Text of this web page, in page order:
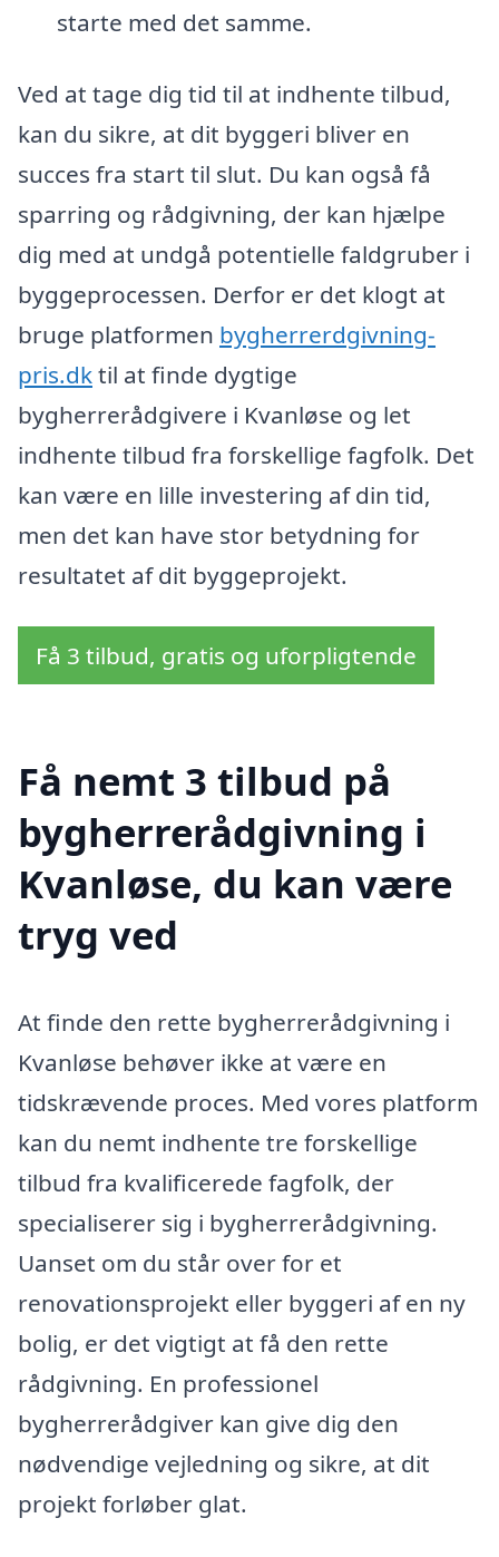
starte med det samme.
Ved at tage dig tid til at indhente tilbud,
kan du sikre, at dit byggeri bliver en
succes fra start til slut. Du kan også få
sparring og rådgivning, der kan hjælpe
dig med at undgå potentielle faldgruber i
byggeprocessen. Derfor er det klogt at
bruge platformen bygherrerdgivning-
pris.dktil at finde dygtige
bygherrerådgivere i Kvanløse og let
indhente tilbud fra forskellige fagfolk. Det
kan være en lille investering af din tid,
men det kan have stor betydning for
resultatet af dit byggeprojekt.
Få 3 tilbud, gratis og uforpligtende
Få nemt 3 tilbud på
bygherrerådgivning i
Kvanløse, du kan være
tryg ved
At finde den rette bygherrerådgivning i
Kvanløse behøver ikke at være en
tidskrævende proces. Med vores platform
kan du nemt indhente tre forskellige
tilbud fra kvalificerede fagfolk, der
specialiserer sig i bygherrerådgivning.
Uanset om du står over for et
renovationsprojekt eller byggeri af en ny
bolig, er det vigtigt at få den rette
rådgivning. En professionel
bygherrerådgiver kan give dig den
nødvendige vejledning og sikre, at dit
projekt forløber glat.